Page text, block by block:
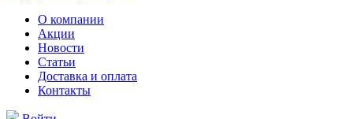
О компании
Акции
Новости
Статьи
Доставка и оплата
Контакты